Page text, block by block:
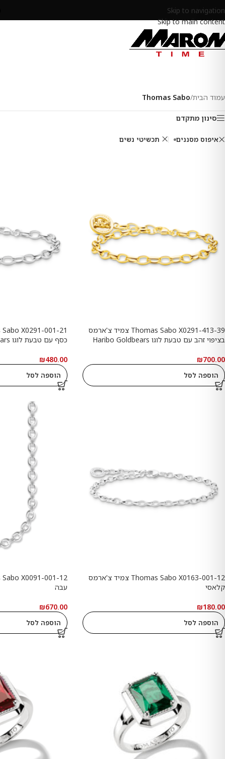
Skip to navigation
Skip to main content
עמוד הבית/
Thomas Sabo
סינון מתקדם
איפוס מסננים תכשיטי נשים
Thomas Sabo X0291-413-39 צמיד צ'ארמס
בציפוי זהב עם טבעת לוגו Haribo Goldbears
₪700.00
הוספה לסל
כסף עם טבעת לוגו Haribo Goldbears
₪480.00
הוספה לסל
Thomas Sabo X0163-001-12 צמיד צ'ארמס
קלאסי
₪180.00
הוספה לסל
עבה
₪670.00
הוספה לסל